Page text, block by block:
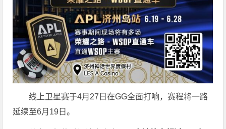
线上卫星赛于4月27日在GG全面打响，赛程将一路
延续至6月19日。